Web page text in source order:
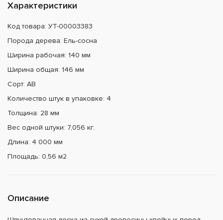
Характеристики
Код товара: УТ-00003383
Порода дерева: Ель-сосна
Ширина рабочая: 140 мм
Ширина общая: 146 мм
Сорт: АВ
Количество штук в упаковке: 4
Толщина: 28 мм
Вес одной штуки: 7,056 кг.
Длина: 4 000 мм
Площадь: 0,56 м2
Описание